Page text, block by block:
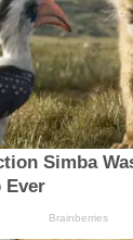
Simba
Ever
Brainberries